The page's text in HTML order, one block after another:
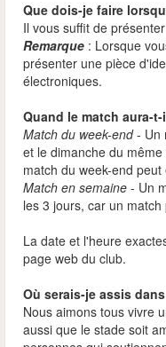
Que dois-je faire
Il vous suffit de
Remarque : Lorsque
présenter une pièce
électroniques.
Quand le match aura-
Match du week-end- Un
et le dimanche du
match du week-end
Match en semaine - Un
les 3 jours, car un
La date et l'heure
page web du club.
Où serais-je assis
Nous aimons tous vivre
aussi que le stade soit